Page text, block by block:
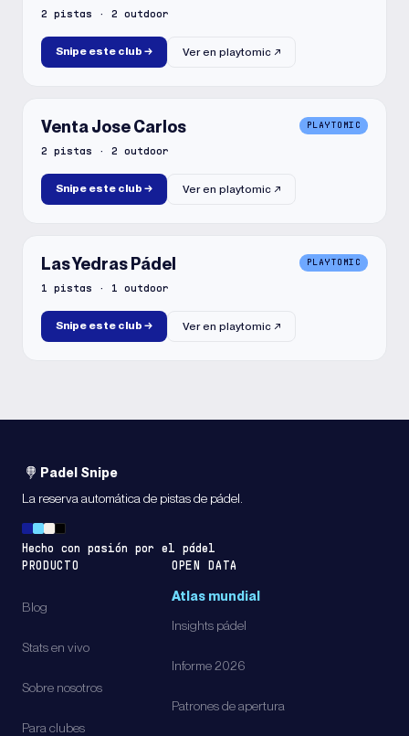
2 pistas · 2 outdoor
Snipe este club → Ver en playtomic ↗
Venta Jose Carlos PLAYTOMIC
2 pistas · 2 outdoor
Snipe este club → Ver en playtomic ↗
Las Yedras Pádel PLAYTOMIC
1 pistas · 1 outdoor
Snipe este club → Ver en playtomic ↗
Padel Snipe
La reserva automática de pistas de pádel.
Hecho con pasión por el pádel
PRODUCTO
Blog
Stats en vivo
Sobre nosotros
Para clubes
OPEN DATA
Atlas mundial
Insights pádel
Informe 2026
Patrones de apertura